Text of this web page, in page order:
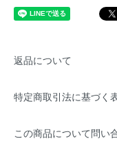
返品について
特定商取引法に基づく
この商品について問い